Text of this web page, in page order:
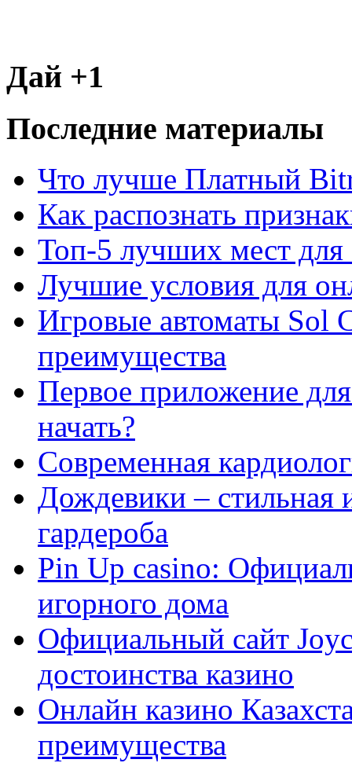
Дай +1
Последние материалы
Что лучше Платный
Как распознать
Топ-5 лучших мест для
Лучшие условия для
Игровые автоматы Sol
преимущества
Первое приложение
начать?
Современная
Дождевики – стильная
гардероба
Pin Up casino:
игорного дома
Официальный сайт
достоинства казино
Онлайн казино
преимущества